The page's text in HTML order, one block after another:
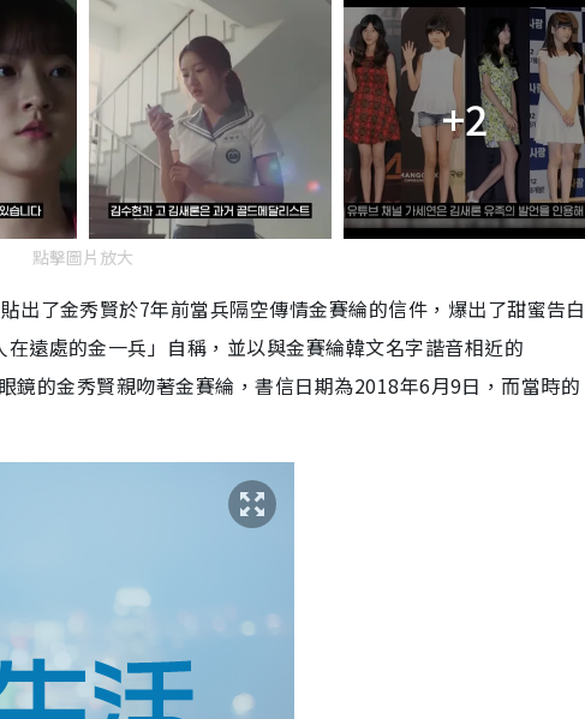
+2
點擊圖片放大
出了金秀賢於7年前當兵隔空傳情金賽綸的信件，爆出了甜蜜告白
遠處的金一兵」自稱，並以與金賽綸韓文名字諧音相近的
鏡的金秀賢親吻著金賽綸，書信日期為2018年6月9日，而當時的